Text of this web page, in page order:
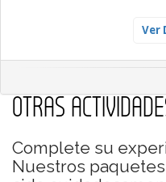
ENTRADA AL PALACIO DE
Descubre los Apartamentos del
Recorra algunas de las salas
arte únicas, salones majestuosos
Ver
OTRAS
Complete su
Nuestros